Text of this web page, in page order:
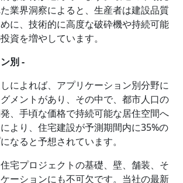
業界洞察によると、生産者は建設品質
に、技術的に高度な破砕機や持続可能
資を増やしています。
別 -
によれば、アプリケーション別分野に
メントがあり、その中で、都市人口の
、手頃な価格で持続可能な居住空間へ
より、住宅建設が予測期間内に35%の
なると予想されています。
宅プロジェクトの基礎、壁、舗装、そ
ーションにも不可欠です。当社の最新